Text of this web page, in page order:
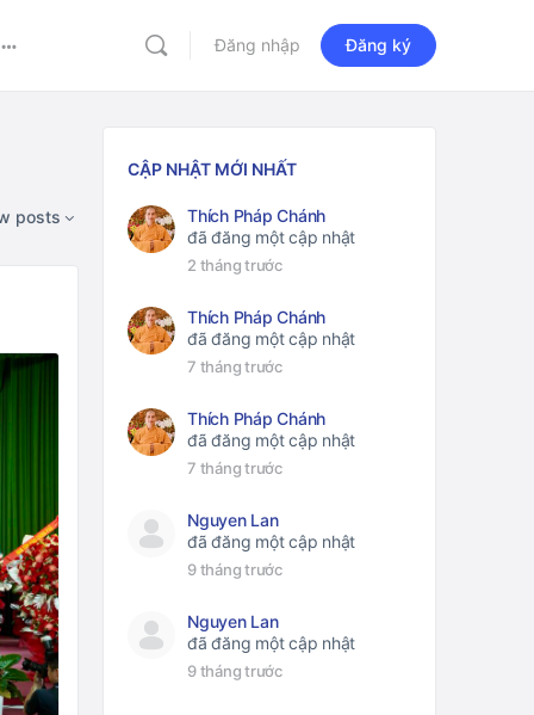
Đăng nhập Đăng ký
posts
CẬP NHẬT MỚI NHẤT
Thích Pháp Chánh
đã đăng một cập nhật
2 tháng trước
Thích Pháp Chánh
đã đăng một cập nhật
7 tháng trước
Thích Pháp Chánh
đã đăng một cập nhật
7 tháng trước
Nguyen Lan
đã đăng một cập nhật
9 tháng trước
Nguyen Lan
đã đăng một cập nhật
9 tháng trước